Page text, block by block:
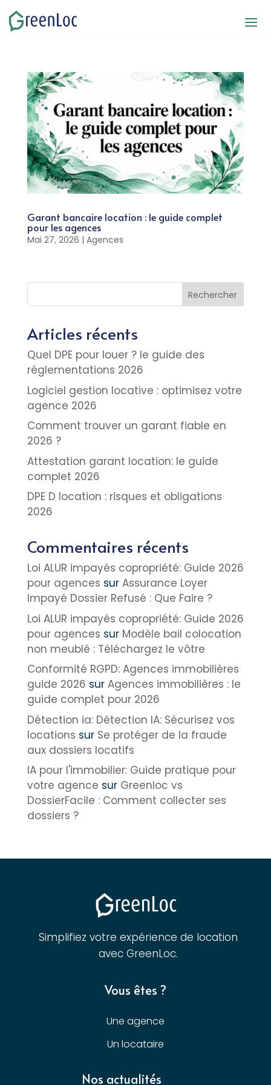
Garant bancaire location : le guide complet
pour les agences
Mai 27, 2026 | Agences
Rechercher
Articles récents
Quel DPE pour louer ? le guide des
réglementations 2026
Logiciel gestion locative : optimisez votre
agence 2026
Comment trouver un garant fiable en
2026 ?
Attestation garant location: le guide
complet 2026
DPE D location : risques et obligations
2026
Commentaires récents
Loi ALUR impayés copropriété: Guide 2026
pour agences sur Assurance Loyer
Impayé Dossier Refusé : Que Faire ?
Loi ALUR impayés copropriété: Guide 2026
pour agences sur Modèle bail colocation
non meublé : Téléchargez le vôtre
Conformité RGPD: Agences immobilières
guide 2026 sur Agences immobilières : le
guide complet pour 2026
Détection ia: Détection IA: Sécurisez vos
locations sur Se protéger de la fraude
aux dossiers locatifs
IA pour l'immobilier: Guide pratique pour
votre agence sur Greenloc vs
DossierFacile : Comment collecter ses
dossiers ?
Simplifiez votre expérience de location
avec GreenLoc.
Vous êtes ?
Une agence
Un locataire
Nos actualités